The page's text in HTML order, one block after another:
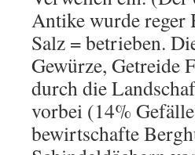
Antike wurde reger
Salz = betrieben.
Gewürze, Getreide
durch die
vorbei (14%
bewirtschafte